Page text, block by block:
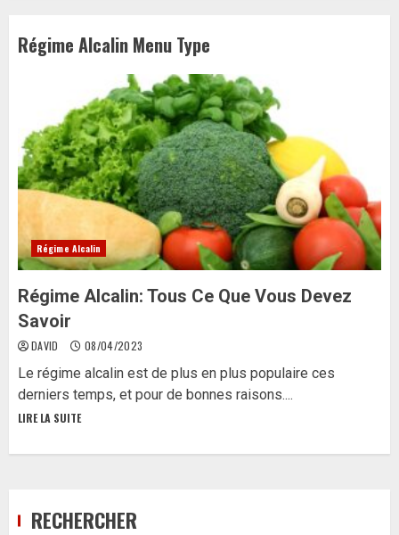
Régime Alcalin Menu Type
Régime Alcalin
Régime Alcalin: Tous Ce Que Vous Devez
Savoir
DAVID 08/04/2023
Le régime alcalin est de plus en plus populaire ces
derniers temps, et pour de bonnes raisons....
LIRE LA SUITE
RECHERCHER